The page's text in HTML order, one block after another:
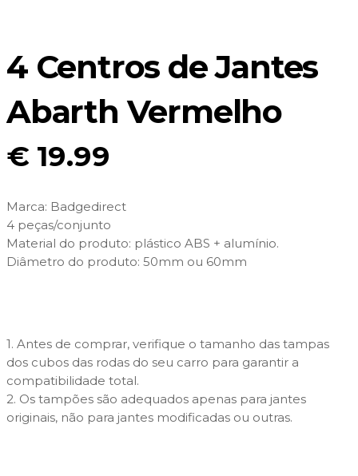
4 Centros de Jantes
Abarth Vermelho
€ 19.99
Marca: Badgedirect
4 peças/conjunto
Material do produto: plástico ABS + alumínio.
Diâmetro do produto: 50mm ou 60mm
1. Antes de comprar, verifique o tamanho das tampas
dos cubos das rodas do seu carro para garantir a
compatibilidade total.
2. Os tampões são adequados apenas para jantes
originais, não para jantes modificadas ou outras.